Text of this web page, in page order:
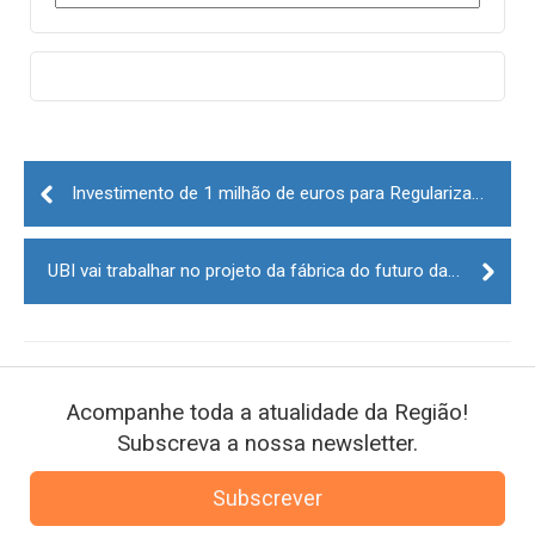
Post
navigation
Investimento de 1 milhão de euros para Regularização Fluvial no Concelho da Guarda
UBI vai trabalhar no projeto da fábrica do futuro da Peugeot Citroën
Acompanhe toda a atualidade da Região!
Subscreva a nossa newsletter.
Subscrever